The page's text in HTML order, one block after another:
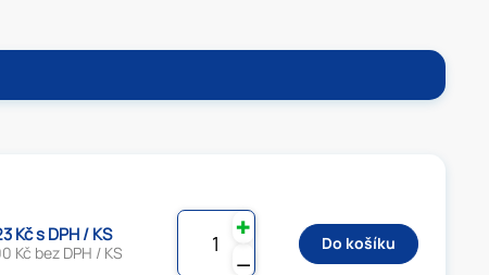
Kč s DPH / KS
Kč bez DPH / KS ⚊
✚
Do košíku